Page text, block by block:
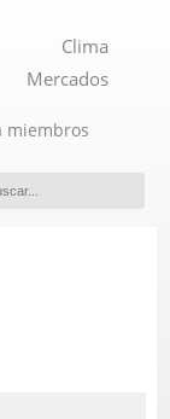
Clima
Mercados
miembros